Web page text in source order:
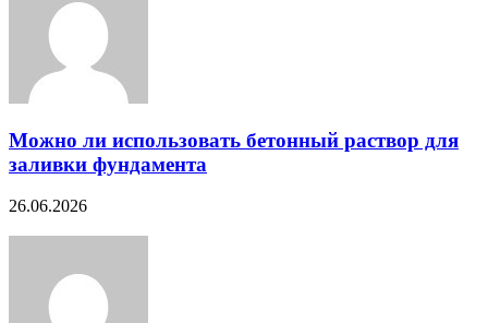
Можно ли использовать бетонный раствор для
заливки фундамента
26.06.2026